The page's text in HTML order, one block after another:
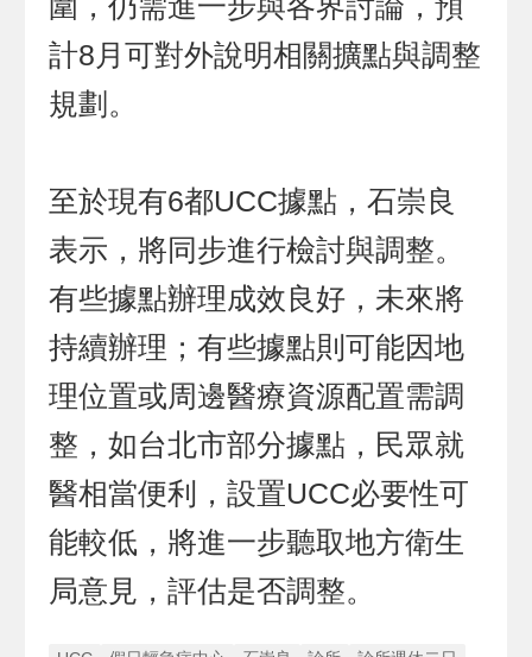
圍，仍需進一步與各界討論，預
計8月可對外說明相關擴點與調整
規劃。
至於現有6都UCC據點，石崇良
表示，將同步進行檢討與調整。
有些據點辦理成效良好，未來將
持續辦理；有些據點則可能因地
理位置或周邊醫療資源配置需調
整，如台北市部分據點，民眾就
醫相當便利，設置UCC必要性可
能較低，將進一步聽取地方衛生
局意見，評估是否調整。